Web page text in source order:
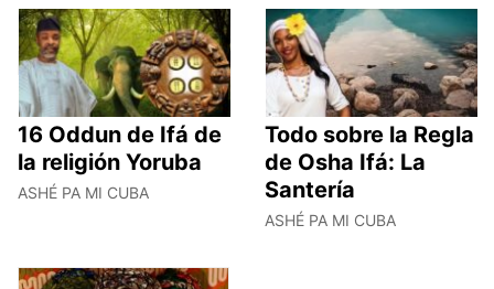
16 Oddun de Ifá de
la religión Yoruba
ASHÉ PA MI CUBA
Todo sobre la Regla
de Osha Ifá: La
Santería
ASHÉ PA MI CUBA